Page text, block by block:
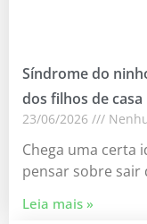
Síndrome do
dos filhos de casa
23/06/2026
Chega uma certa
pensar sobre sair
Leia mais »